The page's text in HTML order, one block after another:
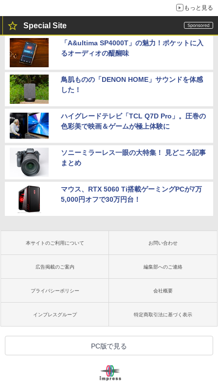
もっと見る
Special Site
「A&ultima SP4000T」の魅力！ポケットに入
るオーディオの醍醐味
鳥肌ものの「DENON HOME」サウンドを体感
した！
ハイグレードテレビ「TCL Q7D Pro」。圧巻の
色彩美で映画＆ゲームが極上体験に
ソニーミラーレス一眼の大特集！ 見どころ記事
まとめ
マウス、RTX 5060 Ti搭載ゲーミングPCが7万
5,000円オフで30万円台！
本サイトのご利用について お問い合わせ
広告掲載のご案内 編集部へのご連絡
プライバシーポリシー 会社概要
インプレスグループ 特定商取引法に基づく表示
PC版で見る